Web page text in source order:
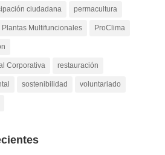
ciudadana permacultura
Plantas Multifuncionales ProClima
Corporativa restauración
sostenibilidad voluntariado